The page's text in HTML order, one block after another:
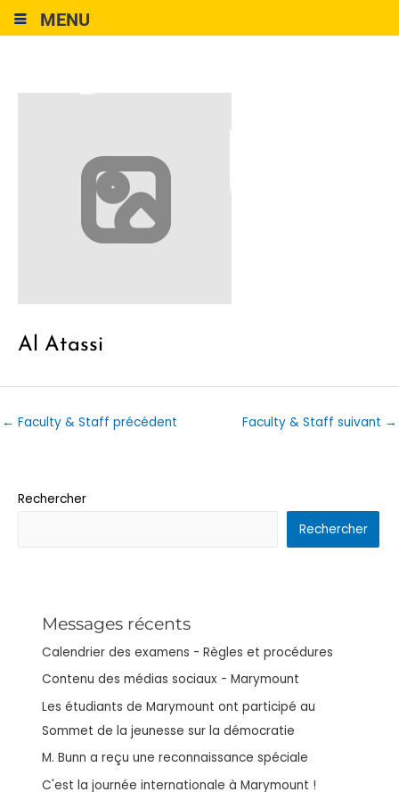
MENU
Al Atassi
← Faculty & Staff précédent Faculty & Staff suivant →
Rechercher
Rechercher
Messages récents
Calendrier des examens - Règles et procédures
Contenu des médias sociaux - Marymount
Les étudiants de Marymount ont participé au
Sommet de la jeunesse sur la démocratie
M. Bunn a reçu une reconnaissance spéciale
C'est la journée internationale à Marymount !